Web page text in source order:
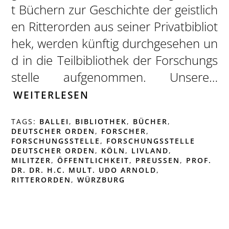
t Büchern zur Geschichte der geistlich
en Ritterorden aus seiner Privatbibliot
hek, werden künftig durchgesehen un
d in die Teilbibliothek der Forschungs
stelle aufgenommen. Unsere…
WEITERLESEN
TAGS: BALLEI , BIBLIOTHEK, BÜCHER,
DEUTSCHER ORDEN , FORSCHER,
FORSCHUNGSSTELLE , FORSCHUNGSSTELLE
DEUTSCHER ORDEN , KÖLN , LIVLAND,
MILITZER,ÖFFENTLICHKEIT, PREUSSEN , PROF.
DR. DR. H.C. MULT. UDO ARNOLD,
RITTERORDEN ,WÜRZBURG